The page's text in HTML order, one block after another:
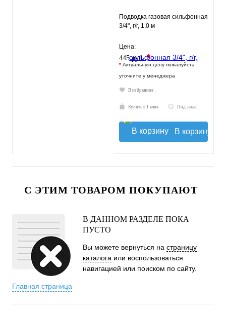
Подводка газовая сильфонная
3/4", г/г, 1,0 м
Цена:
445 руб.*
* Актуальную цену пожалуйста
уточните у менеджера
В избранное
Купить в 1 клик Под заказ
В корзину
С ЭТИМ ТОВАРОМ ПОКУПАЮТ
В ДАННОМ РАЗДЕЛЕ ПОКА
ПУСТО
Вы можете вернуться на страницу
каталога или воспользоваться
навигацией или поиском по сайту.
Главная страница